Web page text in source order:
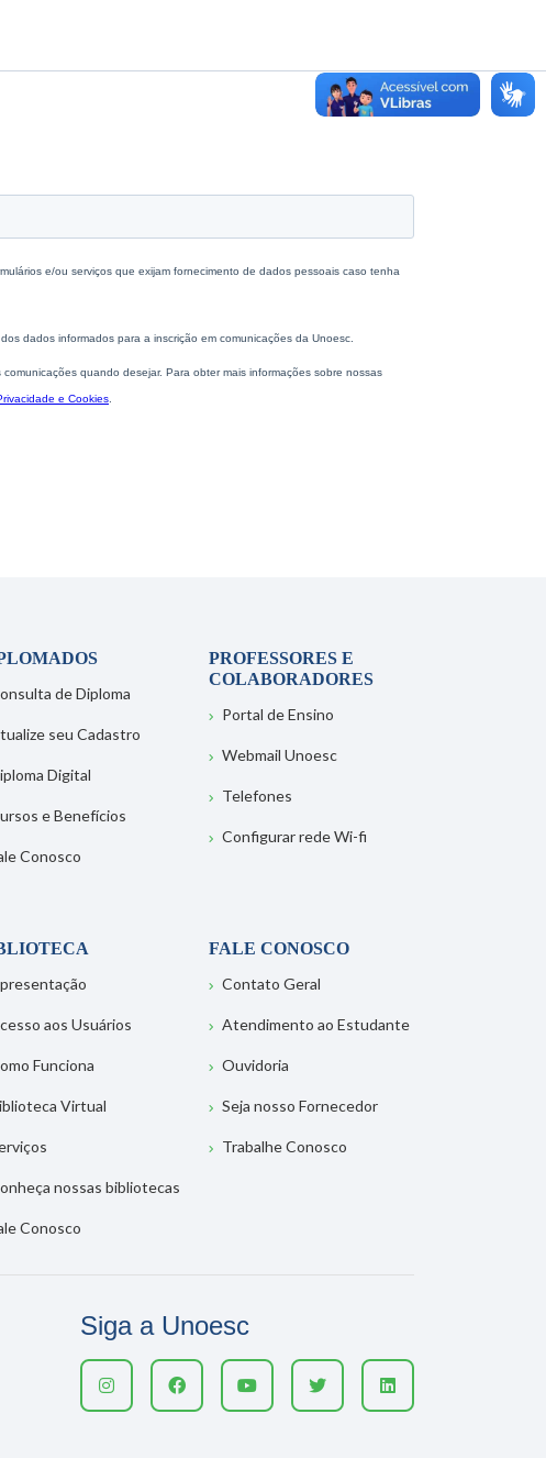
de Diploma
seu Cadastro
Digital
e Benefícios
Conosco
PROFESSORES E
COLABORADORES
Portal de Ensino
Webmail Unoesc
Telefones
Configurar rede Wi-fi
aos Usuários
Funciona
Virtual
nossas bibliotecas
Conosco
FALE CONOSCO
Contato Geral
Atendimento ao Estudante
Ouvidoria
Seja nosso Fornecedor
Trabalhe Conosco
Siga a Unoesc